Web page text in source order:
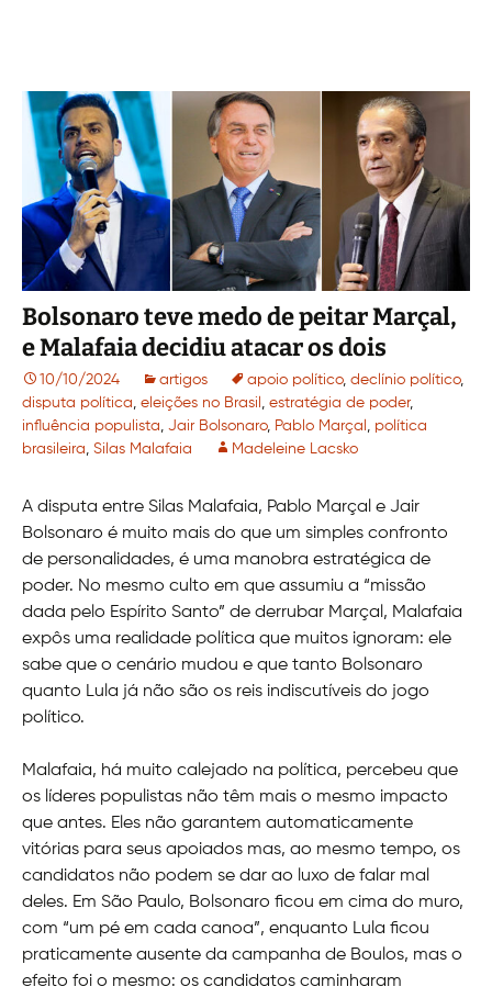
Bolsonaro teve medo de peitar Marçal,
e Malafaia decidiu atacar os dois
10/10/2024 artigos apoio político, declínio político,
disputa política, eleições no Brasil , estratégia de poder,
influência populista, Jair Bolsonaro, Pablo Marçal , política
brasileira, Silas Malafaia Madeleine Lacsko
A disputa entre Silas Malafaia, Pablo Marçal e Jair
Bolsonaro é muito mais do que um simples confronto
de personalidades, é uma manobra estratégica de
poder. No mesmo culto em que assumiu a “missão
dada pelo Espírito Santo” de derrubar Marçal, Malafaia
expôs uma realidade política que muitos ignoram: ele
sabe que o cenário mudou e que tanto Bolsonaro
quanto Lula já não são os reis indiscutíveis do jogo
político.
Malafaia, há muito calejado na política, percebeu que
os líderes populistas não têm mais o mesmo impacto
que antes. Eles não garantem automaticamente
vitórias para seus apoiados mas, ao mesmo tempo, os
candidatos não podem se dar ao luxo de falar mal
deles. Em São Paulo, Bolsonaro ficou em cima do muro,
com “um pé em cada canoa”, enquanto Lula ficou
praticamente ausente da campanha de Boulos, mas o
efeito foi o mesmo: os candidatos caminharam